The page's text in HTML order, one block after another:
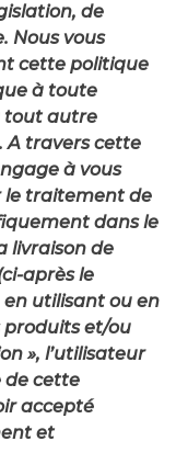
de
Nous vous
cette politique
à toute
tout autre
A travers cette
à vous
le traitement de
dans le
livraison de
après le
utilisant ou en
produits et/ou
», l’utilisateur
de cette
accepté
et